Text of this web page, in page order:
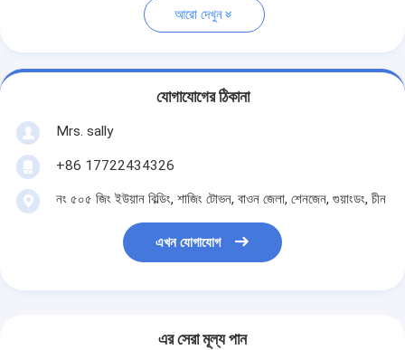
আরো দেখুন
যোগাযোগের ঠিকানা
Mrs. sally
+86 17722434326
নং ৫০৫ জিং ইউয়ান বিল্ডিং, শাজিং টোভন, বাওন জেলা, শেনজেন, গুয়াংডং, চীন
এখন যোগাযোগ
এর সেরা মূল্য পান